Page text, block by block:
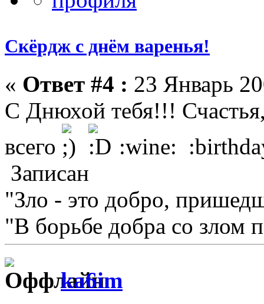
Скёрдж с днём варенья!
« Ответ #4 : 23 Январь
С Днюхой тебя!!! Счастья,
всего
:wine:
Записан
"Зло - это добро,
"В борьбе добра со злом
ka6im